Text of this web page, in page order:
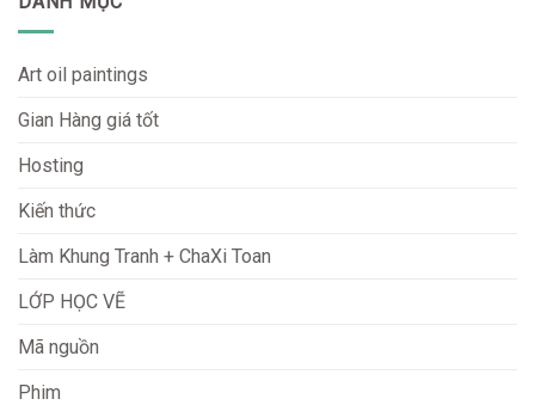
Art oil paintings
Gian Hàng giá tốt
Hosting
Kiến thức
Làm Khung Tranh + ChaXi Toan
LỚP HỌC VẼ
Mã nguồn
Phim